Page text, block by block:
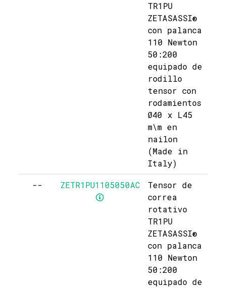
TR1PU
ZETASASSI®
con palanca
110 Newton
50:200
equipado de
rodillo
tensor con
rodamientos
Ø40 x L45
m\m en
nailon
(Made in
Italy)
-- ZETR1PU1105050AC
Tensor de
correa
rotativo
TR1PU
ZETASASSI®
con palanca
110 Newton
50:200
equipado de